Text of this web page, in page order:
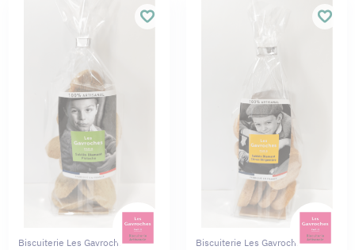
Biscuiterie Les Gavroches Biscuiterie Les Gavroches